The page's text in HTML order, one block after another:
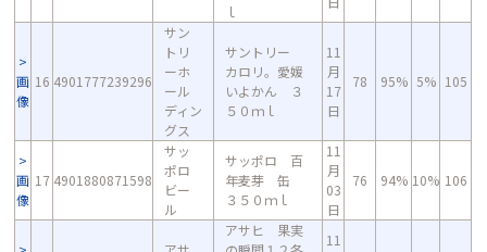
ｌ
画
像
16 4901777239296
サン
トリ
ーホ
ール
ディン
グス
サントリー
カロリ。愛媛
いよかん ３
５０ｍｌ
11
月
17
日
78 95% 5% 105
画
像
17 4901880871598
サッ
ポロ
ビー
ル
サッポロ 百
年麦芽 缶
３５０ｍｌ
11
月
03
日
76 94% 10% 106
アサヒ 果実
11